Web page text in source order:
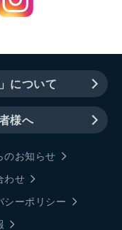
について
様へ
のお知らせ
わせ
シーポリシー